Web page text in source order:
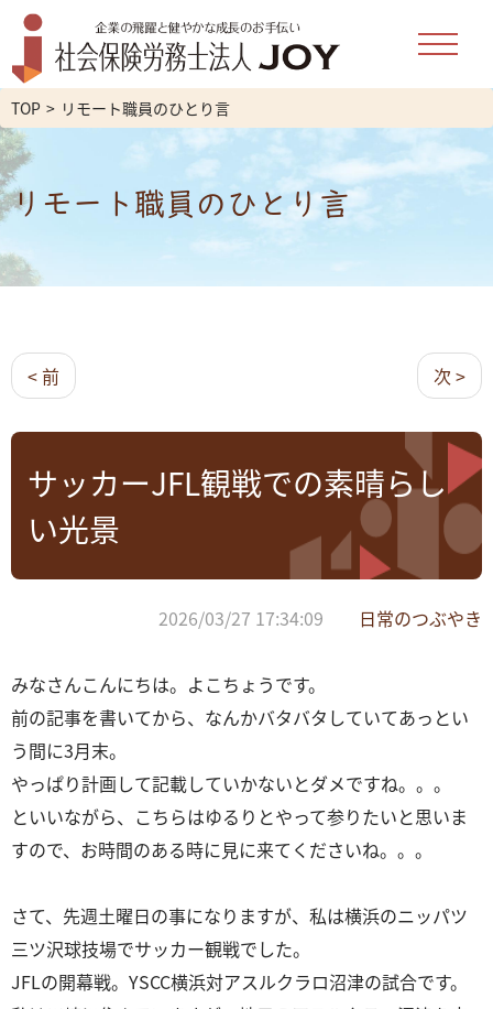
TOP リモート職員のひとり言
リモート職員のひとり言
< 前 次 >
サッカーJFL観戦での素晴らし
い光景
2026/03/27 17:34:09 日常のつぶやき
みなさんこんにちは。よこちょうです。
前の記事を書いてから、なんかバタバタしていてあっとい
う間に3月末。
やっぱり計画して記載していかないとダメですね。。。
といいながら、こちらはゆるりとやって参りたいと思いま
すので、お時間のある時に見に来てくださいね。。。
さて、先週土曜日の事になりますが、私は横浜のニッパツ
三ツ沢球技場でサッカー観戦でした。
JFLの開幕戦。YSCC横浜対アスルクラロ沼津の試合です。